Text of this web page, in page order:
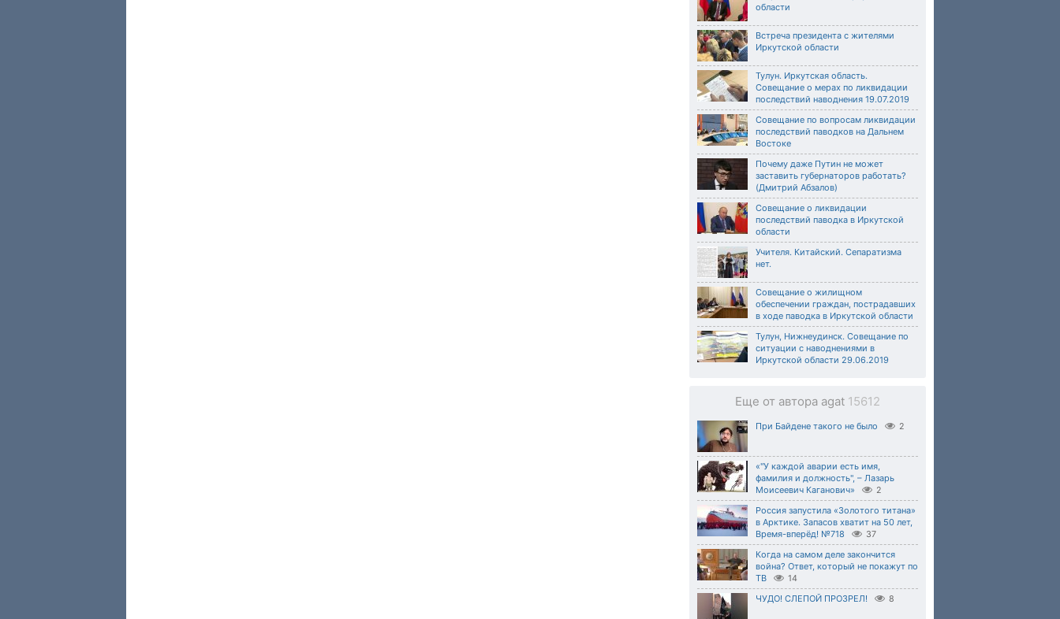
области
Встреча президента с жителями
Иркутской области
Тулун. Иркутская область.
Совещание о мерах по ликвидации
последствий наводнения 19.07.2019
Совещание по вопросам ликвидации
последствий паводков на Дальнем
Востоке
Почему даже Путин не может
заставить губернаторов работать?
(Дмитрий Абзалов)
Совещание о ликвидации
последствий паводка в Иркутской
области
Учителя. Китайский. Сепаратизма
нет.
Совещание о жилищном
обеспечении граждан, пострадавших
в ходе паводка в Иркутской области
Тулун, Нижнеудинск. Совещание по
ситуации с наводнениями в
Иркутской области 29.06.2019
Еще от автора agat 15612
При Байдене такого не было 2
«"У каждой аварии есть имя,
фамилия и должность", – Лазарь
Моисеевич Каганович»
2
Россия запустила «Золотого титана»
в Арктике. Запасов хватит на 50 лет,
Время-вперёд! №718
37
Когда на самом деле закончится
война? Ответ, который не покажут по
ТВ
14
ЧУДО! СЛЕПОЙ ПРОЗРЕЛ! 8